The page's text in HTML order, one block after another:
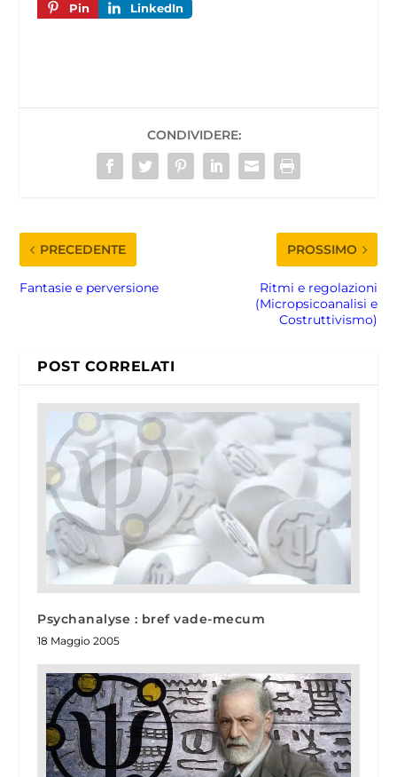
Pin
LinkedIn
CONDIVIDERE:
PRECEDENTE
Fantasie e perversione
PROSSIMO
Ritmi e regolazioni
(Micropsicoanalisi e
Costruttivismo)
POST CORRELATI
Psychanalyse : bref vade-mecum
18 Maggio 2005